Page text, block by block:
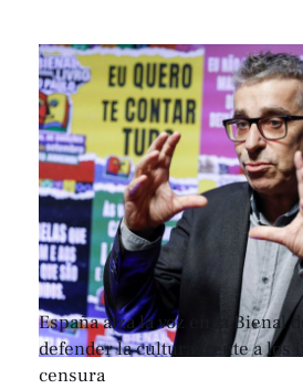
España alza la voz en la Bienal
defender la cultura frente a los
censura